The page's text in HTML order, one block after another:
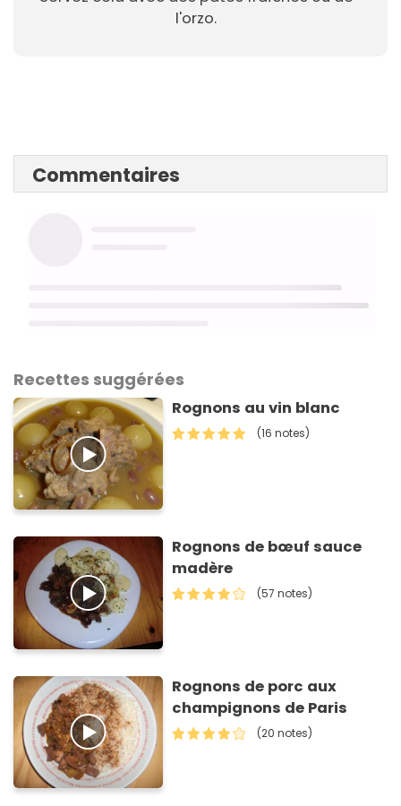
l'orzo.
Commentaires
Recettes suggérées
Rognons au vin blanc
(16 notes)
Rognons de bœuf sauce
madère
(57 notes)
Rognons de porc aux
champignons de Paris
(20 notes)